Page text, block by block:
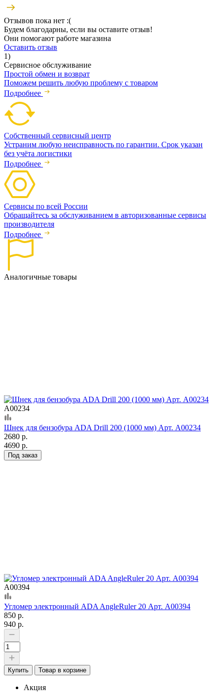
Отзывов пока нет :(
Будем благодарны, если вы оставите отзыв!
Они помогают работе магазина
Оставить отзыв
1)
Сервисное обслуживание
Простой обмен и возврат
Поможем решить любую проблему с товаром
Подробнее
Собственный сервисный центр
Устраним любую неисправность по гарантии. Срок указан
без учёта логистики
Подробнее
Сервисы по всей России
Обращайтесь за обслуживанием в авторизованные сервисы
производителя
Подробнее
Аналогичные товары
А00234
Шнек для бензобура ADA Drill 200 (1000 мм) Арт. А00234
2680 р.
4690 р.
Под заказ
А00394
Угломер электронный ADA AngleRuler 20 Арт. А00394
850 р.
940 р.
Купить Товар в корзине
Акция